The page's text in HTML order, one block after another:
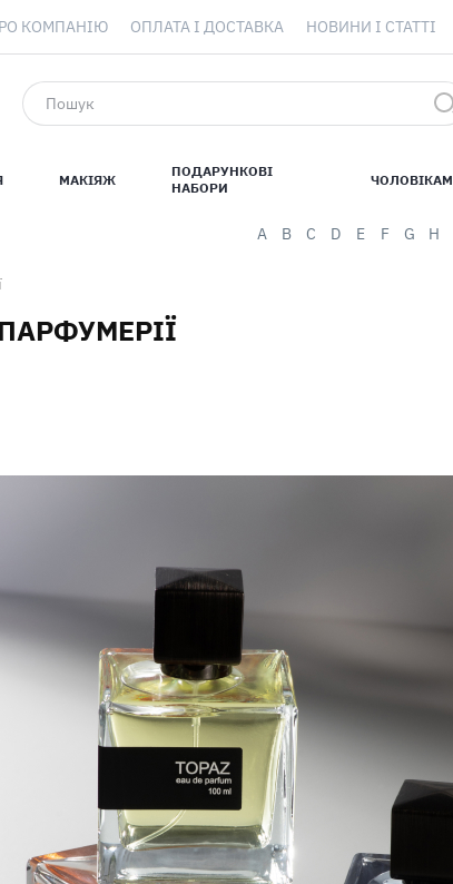
КОМПАНІЮ ОПЛАТА І ДОСТАВКА НОВИНИ І СТАТТІ
МАКІЯЖ
ПОДАРУНКОВІ
НАБОРИ
ЧОЛОВІКАМ
A B C D E F G H